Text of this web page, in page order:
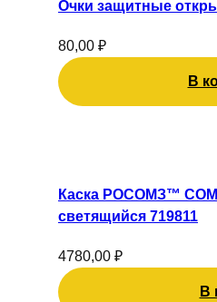
Очки защитные
80,00 ₽
В
Каска РОСОМЗ™
светящийся 719811
4780,00 ₽
В